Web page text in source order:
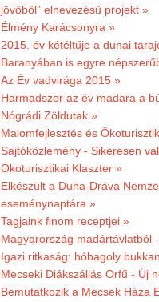
jövőből” elnevezésű projekt »
Élmény Karácsonyra »
2015. év kétéltűje a dunai
Baranyában is egyre
Az Év vadvirága 2015 »
Harmadszor az év madara a
Nógrádi Zöldutak »
Malomfejlesztés és
Sajtóközlemény - Sikeresen
Ökoturisztikai Klaszter »
Elkészült a Duna-Dráva
eseménynaptára »
Tagjaink finom receptjei »
Magyarország madártávlatból
Igazi ritkaság: hóbagoly
Mecseki Diákszállás Orfű - Új
Bemutatkozik a Mecsek Háza